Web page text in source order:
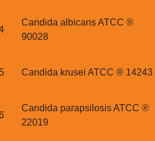
Candida albicans ATCC ®
90028
Candida krusei ATCC ® 14243
Candida parapsilosis ATCC ®
22019